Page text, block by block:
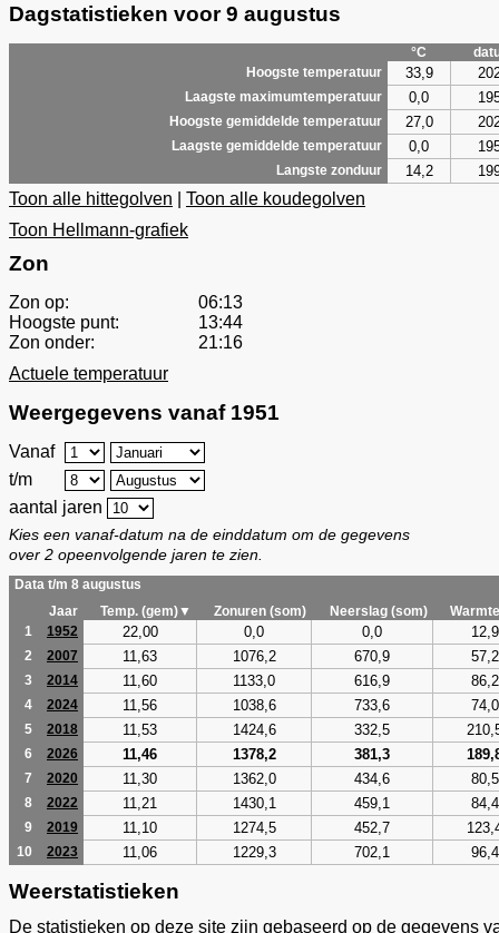
Dagstatistieken voor 9 augustus
°C
Hoogste temperatuur
33,9
Laagste maximumtemperatuur 0,0
Hoogste gemiddelde temperatuur 27,0
Laagste gemiddelde temperatuur 0,0
Langste zonduur 14,2
Toon alle hittegolven
Toon alle koudegolven
Toon Hellmann-grafiek
Zon
Zon op:
06:13
Hoogste punt:
13:44
Zon onder:
21:16
Actuele temperatuur
Weergegevens vanaf 1951
Vanaf
t/m
aantal jaren
Kies een vanaf-datum na de einddatum om de gegevens
over 2 opeenvolgende jaren te zien.
Data t/m 8 augustus
Jaar
Temp. (gem)▼ Zonuren (som) Neerslag (som)
1
1952 22,00 0,0 0,0 12,9
2 2007 11,63 1076,2 670,9 57,2
3 2014 11,60 1133,0 616,9 86,2
4 2024 11,56 1038,6 733,6 74,0
5 2018 11,53 1424,6 332,5
6 2026 11,46 1378,2 381,3
7 2020 11,30 1362,0 434,6 80,5
8 2022 11,21 1430,1 459,1 84,4
9 2019 11,10 1274,5 452,7
10 2023 11,06 1229,3 702,1 96,4
Weerstatistieken
De statistieken op deze site zijn gebaseerd op de gegevens